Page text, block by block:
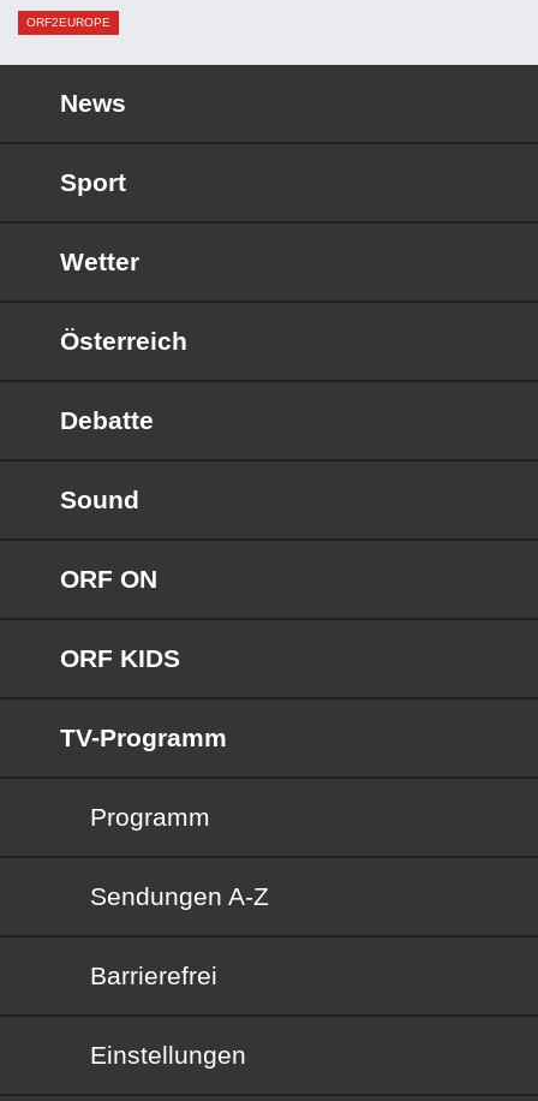
ORF2EUROPE
News
Sport
Wetter
Österreich
Debatte
Sound
ORF ON
ORF KIDS
TV-Programm
Programm
Sendungen von A bis Z
Sendungen A-Z
Barrierefrei
Barrierefrei
Einstellungen